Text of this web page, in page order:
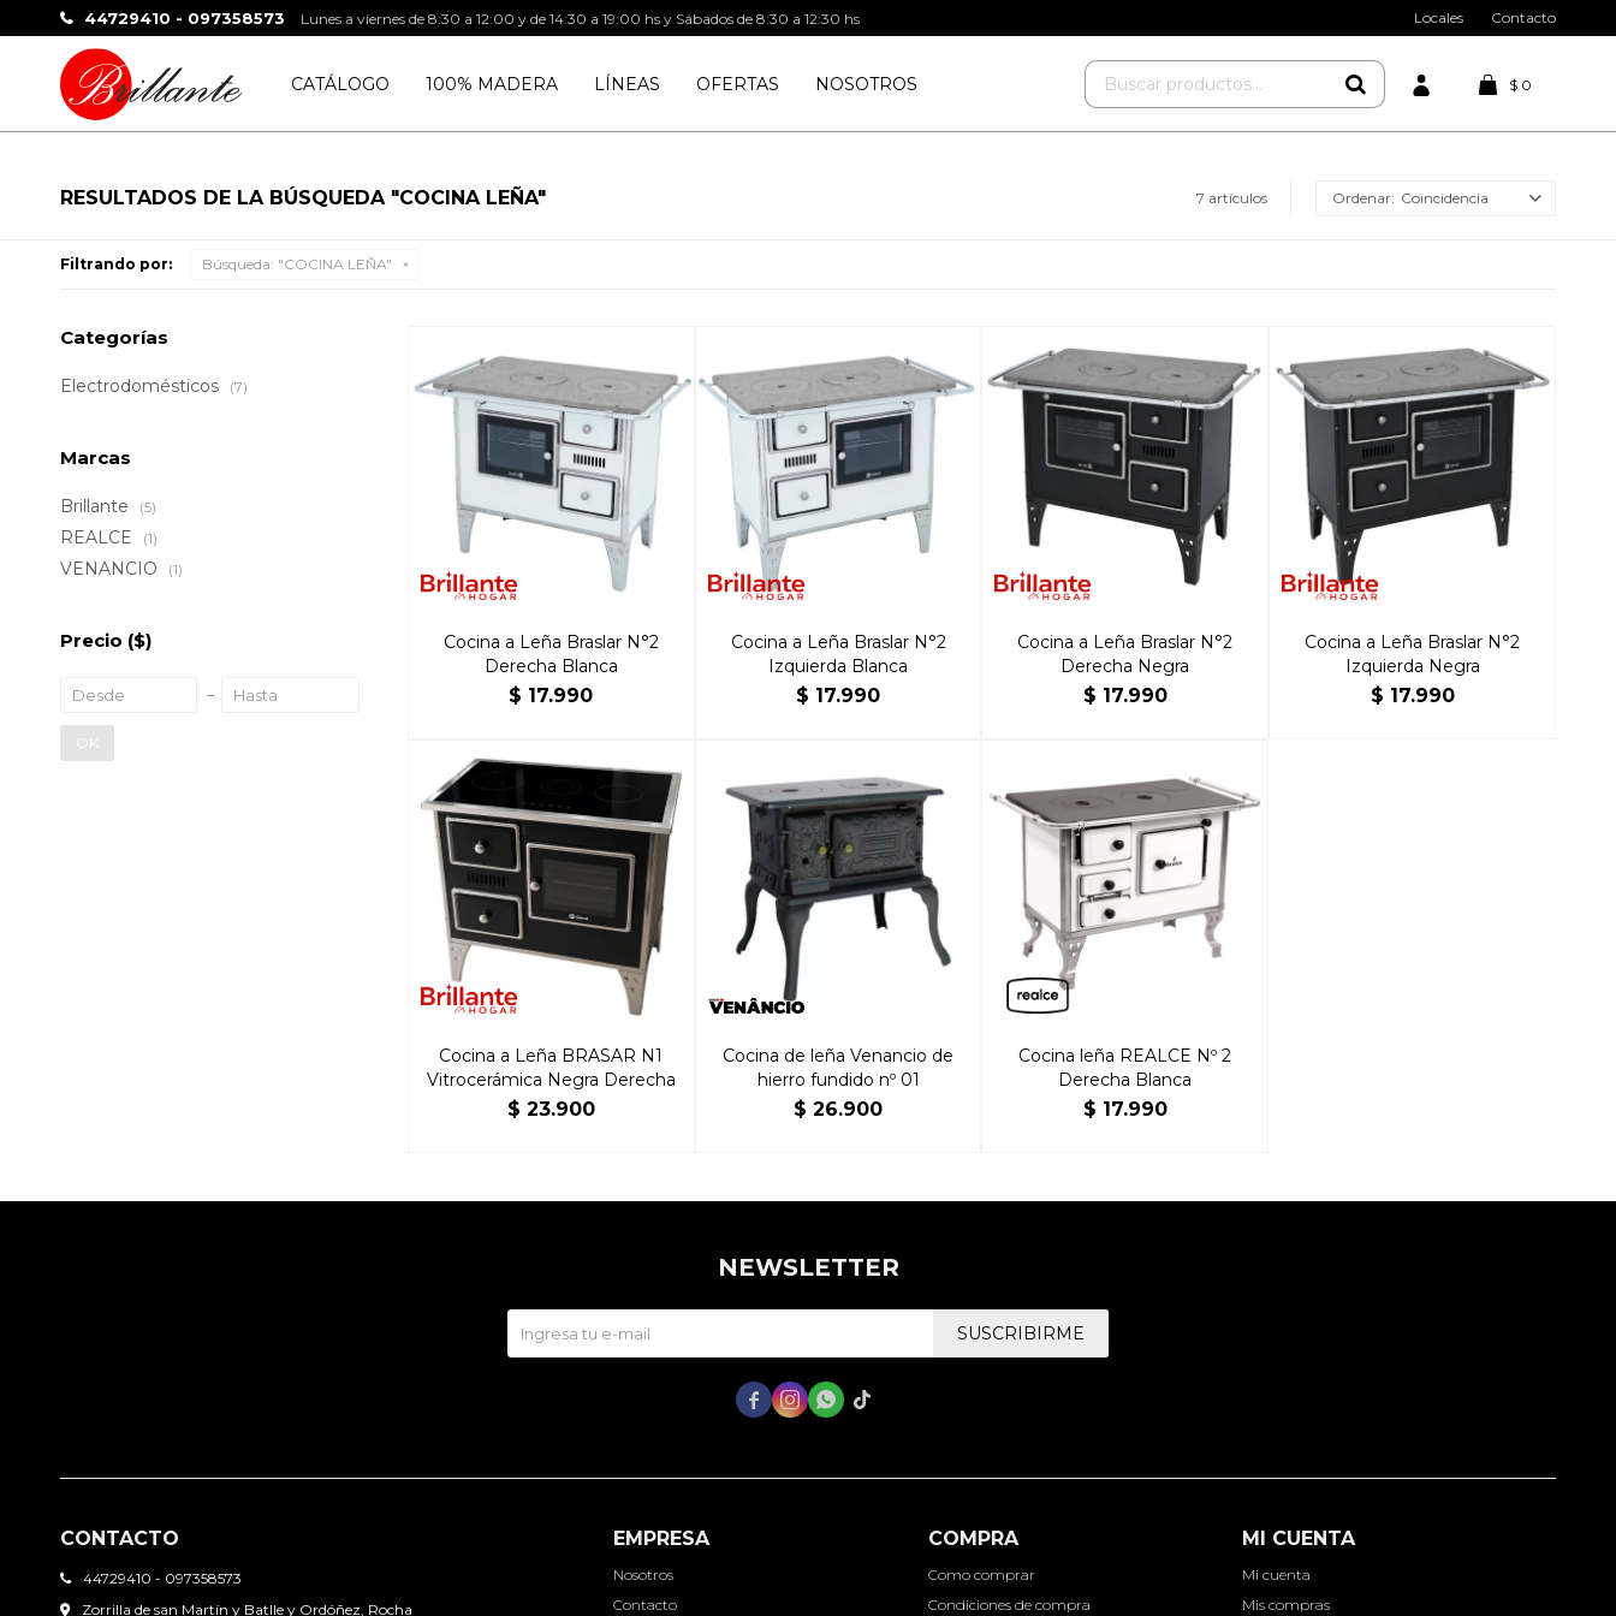
CATÁLOGO 100% MADERA LÍNEAS OFERTAS NOSOTROS $ 0
44729410 - 097358573 Lunes a viernes de 8:30 a 12:00 y de 14:30 a 19:00 hs y Sábados de 8:30 a 12:30 hs Locales Contacto
RESULTADOS DE LA BÚSQUEDA "COCINA LEÑA" 7 artículos Coincidencia
Filtrando por: Búsqueda: "COCINA LEÑA"
Cocina a Leña Braslar N°2
Derecha Blanca
$ 17.990
Cocina a Leña Braslar N°2
Izquierda Blanca
$ 17.990
Cocina a Leña Braslar N°2
Derecha Negra
$ 17.990
Cocina a Leña Braslar N°2
Izquierda Negra
$ 17.990
Cocina a Leña BRASAR N1
Vitrocerámica Negra Derecha
$ 23.900
Cocina de leña Venancio de
hierro fundido nº 01
$ 26.900
Cocina leña REALCE Nº 2
Derecha Blanca
$ 17.990
Categorías
Electrodomésticos (7)
Marcas
Brillante (5)
REALCE (1)
VENANCIO (1)
Precio ($)
OK
CONTACTO
44729410 - 097358573
Zorrilla de san Martín y Batlle y Ordóñez, Rocha
EMPRESA
Nosotros
Contacto
COMPRA
Como comprar
Condiciones de compra
MI CUENTA
Mi cuenta
Mis compras
NEWSLETTER
SUSCRIBIRME
   